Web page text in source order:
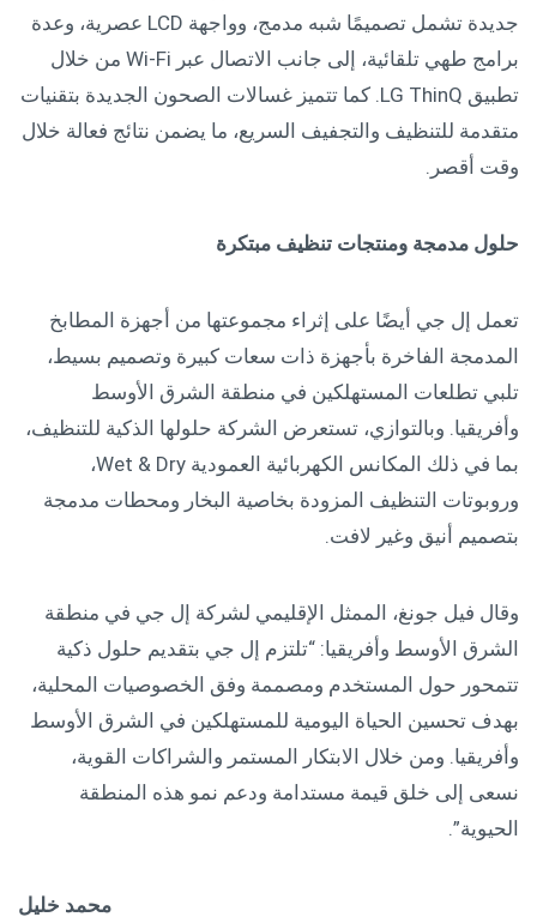
جديدة تشمل تصميمًا شبه مدمج، وواجهة LCD عصرية، وعدة
برامج طهي تلقائية، إلى جانب الاتصال عبر Wi-Fi من خلال
تطبيق LG ThinQ. كما تتميز غسالات الصحون الجديدة بتقنيات
متقدمة للتنظيف والتجفيف السريع، ما يضمن نتائج فعالة خلال
وقت أقصر.
حلول مدمجة ومنتجات تنظيف مبتكرة
تعمل إل جي أيضًا على إثراء مجموعتها من أجهزة المطابخ
المدمجة الفاخرة بأجهزة ذات سعات كبيرة وتصميم بسيط،
تلبي تطلعات المستهلكين في منطقة الشرق الأوسط
وأفريقيا. وبالتوازي، تستعرض الشركة حلولها الذكية للتنظيف،
بما في ذلك المكانس الكهربائية العمودية Wet & Dry،
وروبوتات التنظيف المزودة بخاصية البخار ومحطات مدمجة
بتصميم أنيق وغير لافت.
وقال فيل جونغ، الممثل الإقليمي لشركة إل جي في منطقة
الشرق الأوسط وأفريقيا: “تلتزم إل جي بتقديم حلول ذكية
تتمحور حول المستخدم ومصممة وفق الخصوصيات المحلية،
بهدف تحسين الحياة اليومية للمستهلكين في الشرق الأوسط
وأفريقيا. ومن خلال الابتكار المستمر والشراكات القوية،
نسعى إلى خلق قيمة مستدامة ودعم نمو هذه المنطقة
الحيوية”.
محمد خليل